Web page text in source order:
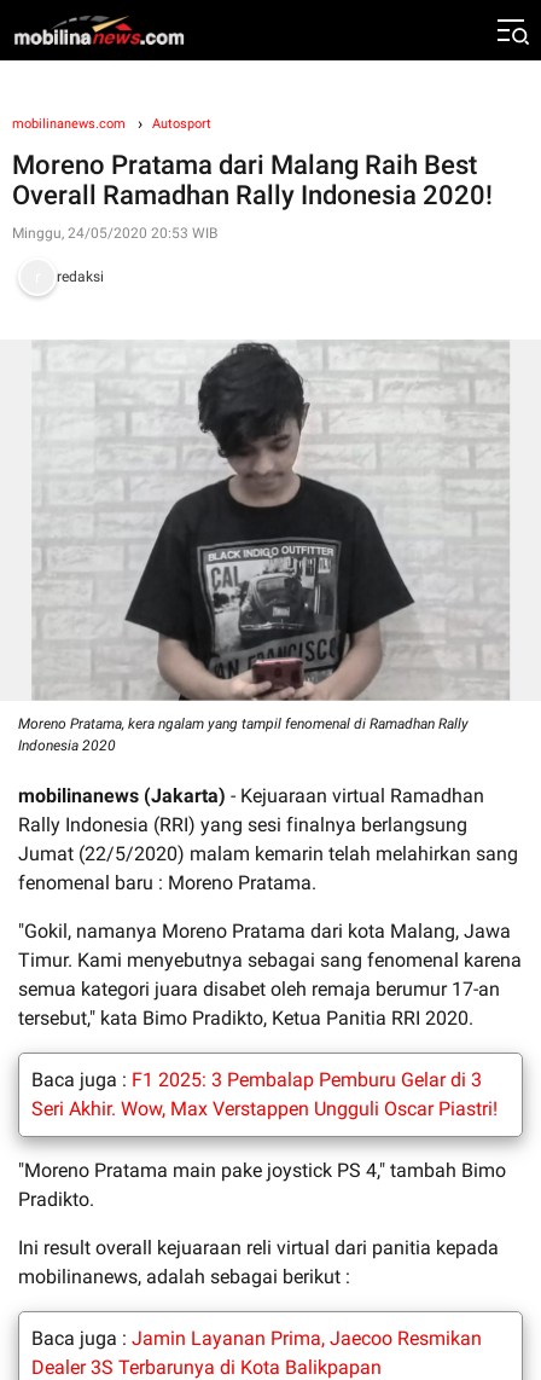
mobilinanews.com Autosport
Moreno Pratama dari Malang Raih Best
Overall Ramadhan Rally Indonesia 2020!
Minggu, 24/05/2020 20:53 WIB
redaksi
Moreno Pratama, kera ngalam yang tampil fenomenal di Ramadhan Rally
Indonesia 2020
mobilinanews (Jakarta) - Kejuaraan virtual Ramadhan
Rally Indonesia (RRI) yang sesi finalnya berlangsung
Jumat (22/5/2020) malam kemarin telah melahirkan sang
fenomenal baru : Moreno Pratama.
"Gokil, namanya Moreno Pratama dari kota Malang, Jawa
Timur. Kami menyebutnya sebagai sang fenomenal karena
semua kategori juara disabet oleh remaja berumur 17-an
tersebut," kata Bimo Pradikto, Ketua Panitia RRI 2020.
Baca juga : F1 2025: 3 Pembalap Pemburu Gelar di 3
Seri Akhir. Wow, Max Verstappen Ungguli Oscar Piastri!
"Moreno Pratama main pake joystick PS 4," tambah Bimo
Pradikto.
Ini result overall kejuaraan reli virtual dari panitia kepada
mobilinanews, adalah sebagai berikut :
Baca juga : Jamin Layanan Prima, Jaecoo Resmikan
Dealer 3S Terbarunya di Kota Balikpapan